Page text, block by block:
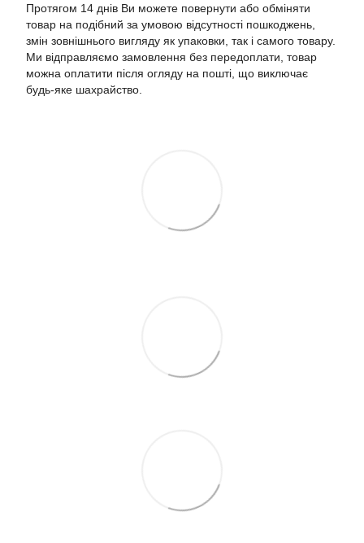
Протягом 14 днів Ви можете повернути або обміняти
товар на подібний за умовою відсутності пошкоджень,
змін зовнішнього вигляду як упаковки, так і самого товару.
Ми відправляємо замовлення без передоплати, товар
можна оплатити після огляду на пошті, що виключає
будь-яке шахрайство.